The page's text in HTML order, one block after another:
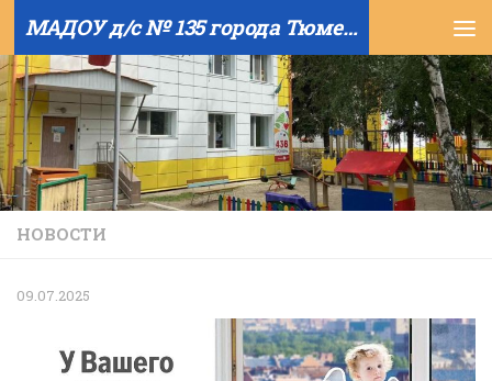
Skip to content МАДОУ д/с № 135 города Тюмени
НОВОСТИ
09.07.2025